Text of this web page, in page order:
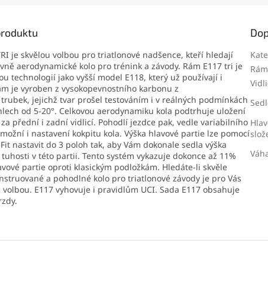
je skvělou volbou pro triatlonové nadšence, kteří hledají
aerodynamické kolo pro trénink a závody. Rám E117 tri je
technologií jako vyšší model E118, který už používají i
je vyroben z vysokopevnostního karbonu z
jejichž tvar prošel testováním i v reálných podmínkách
od 5-20°. Celkovou aerodynamiku kola podtrhuje uložení
přední i zadní vidlicí. Pohodlí jezdce pak, vedle variabilního
i nastavení kokpitu kola. Výška hlavové partie lze pomocí
nastavit do 3 poloh tak, aby Vám dokonale sedla výška
v této partii. Tento systém vykazuje dokonce až 11%
partie oproti klasickým podložkám. Hledáte-li skvěle
a pohodlné kolo pro triatlonové závody je pro Vás
E117 vyhovuje i pravidlům UCI. Sada E117 obsahuje
Rám